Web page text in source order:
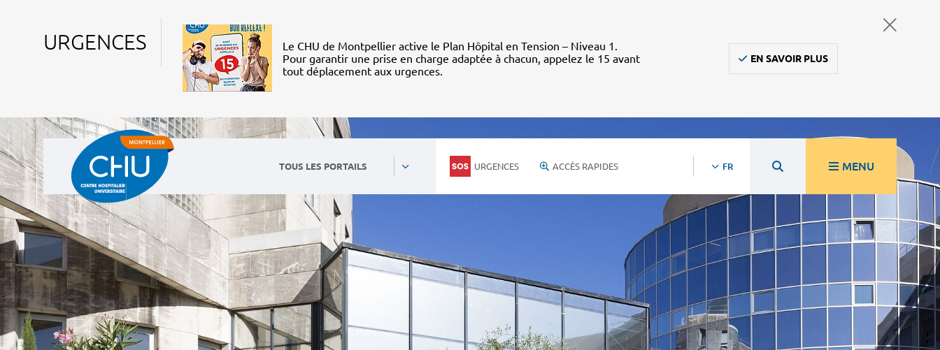
URGENCES
Le CHU de Montpellier active le Plan Hôpital en Tension – Niveau 1.
Pour garantir une prise en charge adaptée à chacun, appelez le 15 avant
tout déplacement aux urgences.
EN SAVOIR PLUS
TOUS LES PORTAILS URGENCES ACCÈS RAPIDES FR MENU